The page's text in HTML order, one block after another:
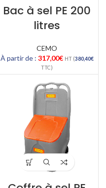
Bac à sel PE 200
litres
CEMO
À partir de : 317,00€ HT (380,40€
TTC)